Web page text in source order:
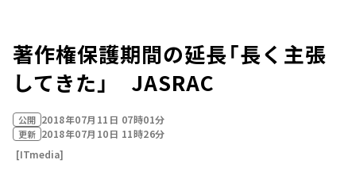
著作権保護期間の延長「長く主張
してきた」 JASRAC
公開 2018年07月11日 07時01分
更新 2018年07月10日 11時26分
[ITmedia]